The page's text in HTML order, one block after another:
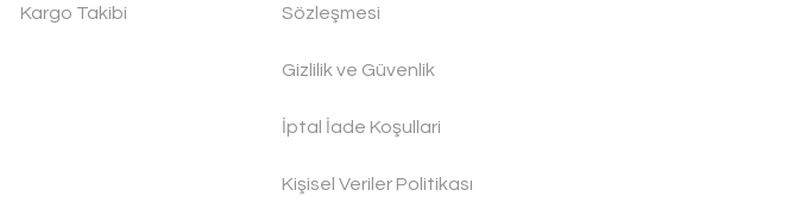
Kargo Takibi
Sözleşmesi
Gizlilik ve Güvenlik
İptal İade Koşullari
Kişisel Veriler Politikası